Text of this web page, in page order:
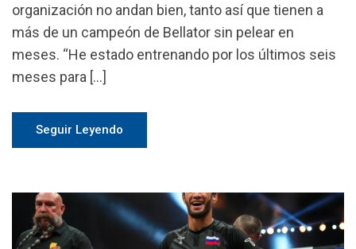
organización no andan bien, tanto así que tienen a
más de un campeón de Bellator sin pelear en
meses. “He estado entrenando por los últimos seis
meses para […]
Seguir Leyendo